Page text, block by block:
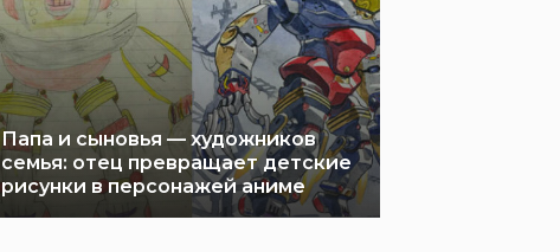
Папа и сыновья — художников
семья: отец превращает детские
рисунки в персонажей аниме